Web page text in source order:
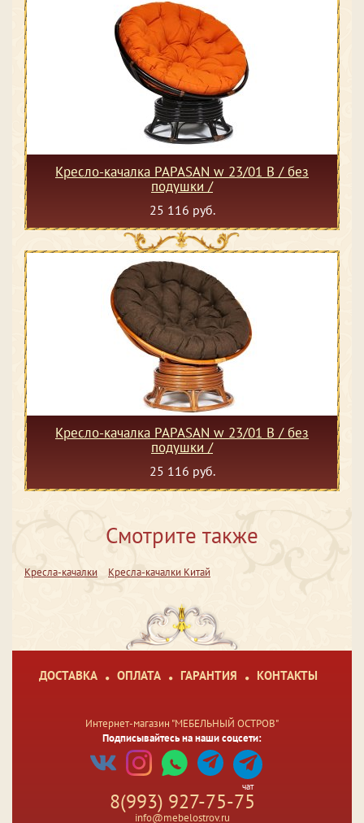
Кресло-качалка PAPASAN w 23/01 B / без
подушки /
25 116 руб.
Кресло-качалка PAPASAN w 23/01 B / без
подушки /
25 116 руб.
Смотрите также
Кресла-качалки Кресла-качалки Китай
ДОСТАВКА ОПЛАТА ГАРАНТИЯ КОНТАКТЫ
Интернет-магазин "МЕБЕЛЬНЫЙ ОСТРОВ"
Подписывайтесь на наши соцсети:
чат
8(993) 927-75-75
info@mebelostrov.ru